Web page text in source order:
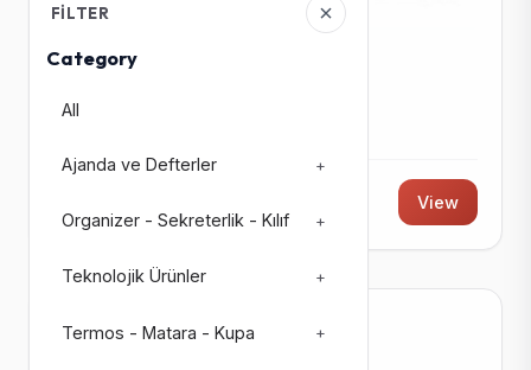
FILTER
Category
All
Ajanda ve Defterler +
Organizer - Sekreterlik - Kılıf +
Teknolojik Ürünler +
Termos - Matara - Kupa +
TEKSTIL ÇANTALAR
View
In Stock: 2429